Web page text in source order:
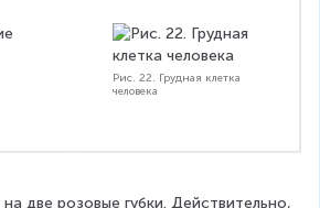
Рис. 22. Грудная клетка
человека
две розовые губки. Действительно,